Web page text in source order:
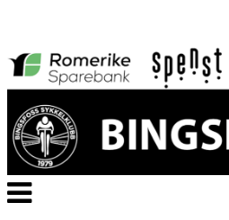
Veksle
navigasjon